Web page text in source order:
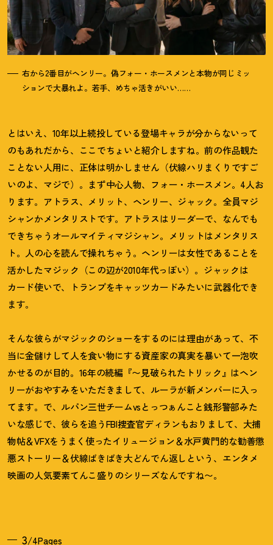
右から2番目がヘンリー。偽フォー・ホースメンと本物が同じミッ
ションで大暴れよ。若手、めちゃ活きがいい……
とはいえ、10年以上続投している登場キャラが分からないって
のもあれだから、ここでちょいと紹介しますね。前の作品観た
ことない人用に、正体は明かしません（伏線ハリまくりですご
いのよ、マジで）。まず中心人物、フォー・ホースメン。4人お
ります。アトラス、メリット、ヘンリー、ジャック。全員マジ
シャンかメンタリストです。アトラスはリーダーで、なんでも
できちゃうオールマイティマジシャン。メリットはメンタリス
ト。人の心を読んで操れちゃう。ヘンリーは女性であることを
活かしたマジック（この辺が2010年代っぽい）。ジャックは
カード使いで、トランプをキャッツカードみたいに武器化でき
ます。
そんな彼らがマジックのショーをするのには理由があって、不
当に金儲けして人を食い物にする資産家の真実を暴いて一泡吹
かせるのが目的。16年の続編『〜見破られたトリック』はヘン
リーがおやすみをいただきまして、ルーラが新メンバーに入っ
てます。で、ルパン三世チームvsとっつぁんこと銭形警部みた
いな感じで、彼らを追うFBI捜査官ディランもおりまして、大捕
物帖＆VFXをうまく使ったイリュージョン＆水戸黄門的な勧善懲
悪ストーリー＆伏線ばきばき大どんでん返しという、エンタメ
映画の人気要素てんこ盛りのシリーズなんですね〜。
3/4Pages